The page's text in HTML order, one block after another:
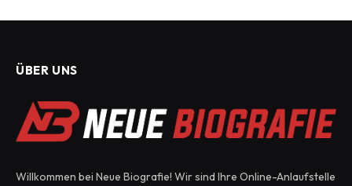
ÜBER UNS
Willkommen bei Neue Biografie! Wir sind Ihre Online-Anlaufstelle